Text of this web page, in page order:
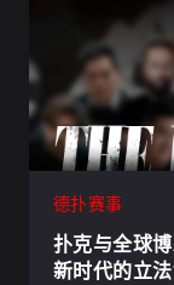
德扑赛事
扑克与全球
新时代的立